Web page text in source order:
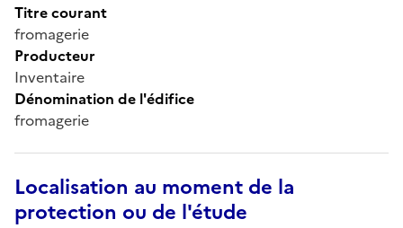
Titre courant
fromagerie
Producteur
Inventaire
Dénomination de l'édifice
fromagerie
Localisation au moment de la
protection ou de l'étude